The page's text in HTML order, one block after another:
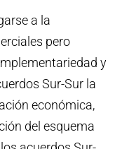
a la
pero
y
Sur-Sur la
económica,
del esquema